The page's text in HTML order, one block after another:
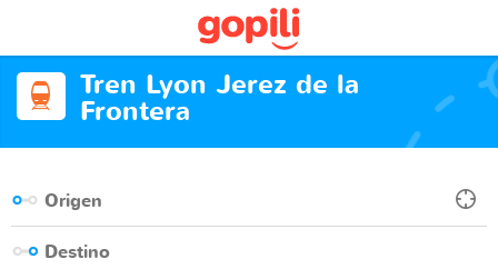
Tren Lyon Jerez de la
Frontera